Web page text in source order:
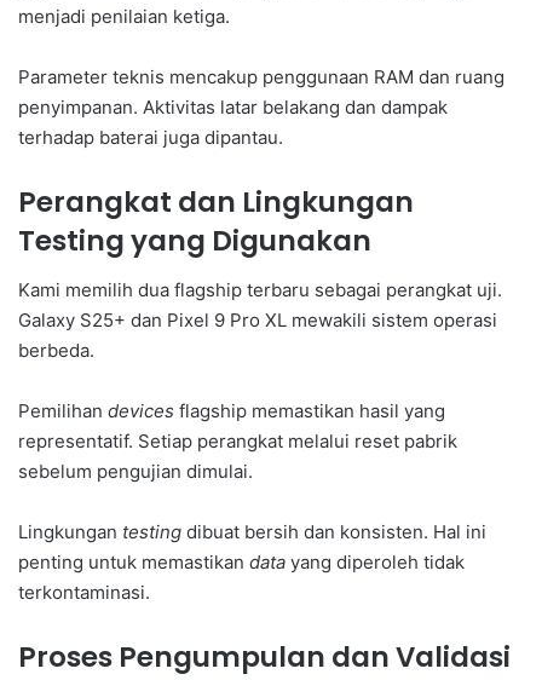
menjadi penilaian ketiga.
Parameter teknis mencakup penggunaan RAM dan ruang
penyimpanan. Aktivitas latar belakang dan dampak
terhadap baterai juga dipantau.
Perangkat dan Lingkungan
Testing yang Digunakan
Kami memilih dua flagship terbaru sebagai perangkat uji.
Galaxy S25+ dan Pixel 9 Pro XL mewakili sistem operasi
berbeda.
Pemilihan devices flagship memastikan hasil yang
representatif. Setiap perangkat melalui reset pabrik
sebelum pengujian dimulai.
Lingkungan testing dibuat bersih dan konsisten. Hal ini
penting untuk memastikan data yang diperoleh tidak
terkontaminasi.
Proses Pengumpulan dan Validasi